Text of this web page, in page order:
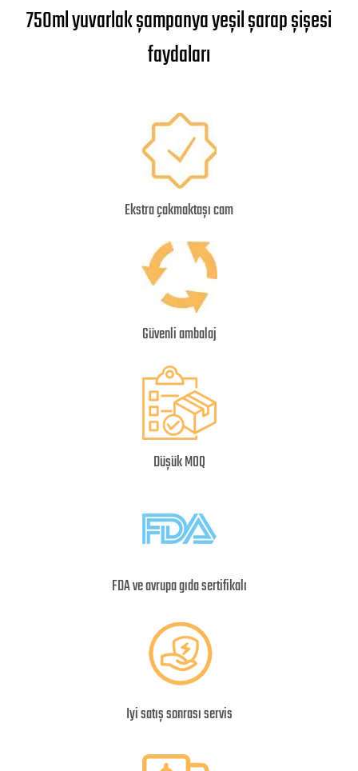
750ml yuvarlak şampanya yeşil şarap şişesi
faydaları
Ekstra çakmaktaşı cam
Güvenli ambalaj
Düşük MOQ
FDA ve avrupa gıda sertifikalı
Iyi satış sonrası servis